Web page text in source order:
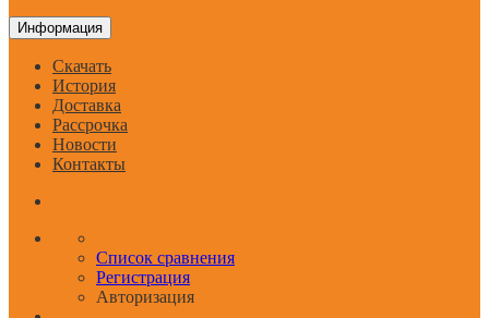
Информация
Скачать
История
Доставка
Рассрочка
Новости
Контакты
Список сравнения
Регистрация
Авторизация